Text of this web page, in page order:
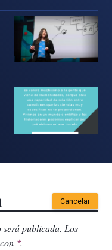
Cancelar
publicada. Los
*.